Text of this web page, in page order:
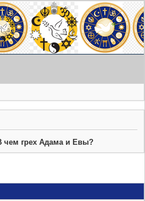
чем грех Адама и Евы?